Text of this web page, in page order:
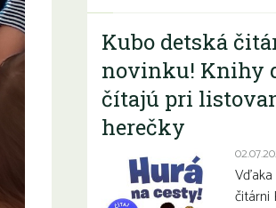
Kubo detská
novinku! Knihy
čítajú pri
herečky
čitárni